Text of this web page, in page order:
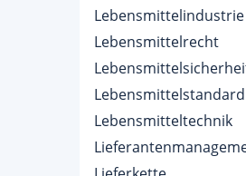
Lebensmittelindustrie
Lebensmittelrecht
Lebensmittelstandard
Lebensmitteltechnik